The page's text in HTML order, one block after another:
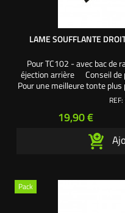
LAME SOUFFLANTE
Pour TC102 - avec bac de
éjection arrière Conseil de
Pour une meilleure tonte
anciennes lames plates par
sur toute la
REF:
Prix
19,90 €
Pack